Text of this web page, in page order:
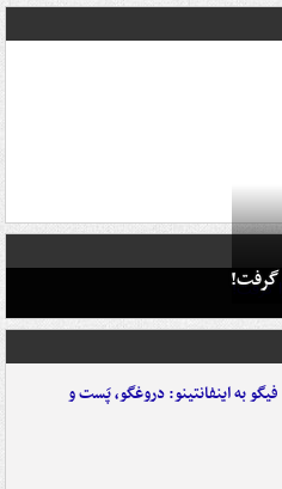
گرفت!
به اینفانتینو: دروغگو، پَست‌ و